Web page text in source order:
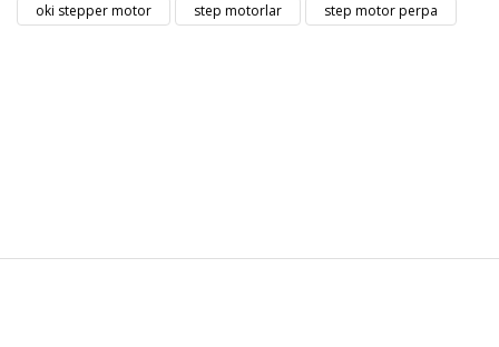
oki stepper motor
step motorlar step motor perpa